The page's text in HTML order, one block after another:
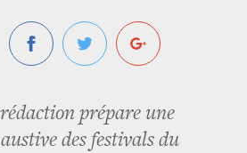
prépare une
des festivals du